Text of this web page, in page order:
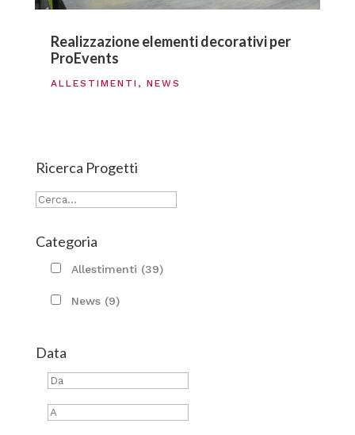
Realizzazione elementi decorativi per
ProEvents
ALLESTIMENTI , NEWS
Ricerca Progetti
Categoria
Allestimenti (39)
News (9)
Data